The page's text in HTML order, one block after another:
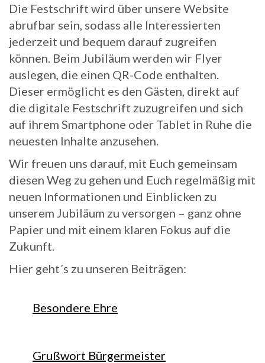
Die Festschrift wird über unsere Website
abrufbar sein, sodass alle Interessierten
jederzeit und bequem darauf zugreifen
können. Beim Jubiläum werden wir Flyer
auslegen, die einen QR-Code enthalten.
Dieser ermöglicht es den Gästen, direkt auf
die digitale Festschrift zuzugreifen und sich
auf ihrem Smartphone oder Tablet in Ruhe die
neuesten Inhalte anzusehen.
Wir freuen uns darauf, mit Euch gemeinsam
diesen Weg zu gehen und Euch regelmäßig mit
neuen Informationen und Einblicken zu
unserem Jubiläum zu versorgen – ganz ohne
Papier und mit einem klaren Fokus auf die
Zukunft.
Hier geht´s zu unseren Beiträgen:
Besondere Ehre
Grußwort Bürgermeister